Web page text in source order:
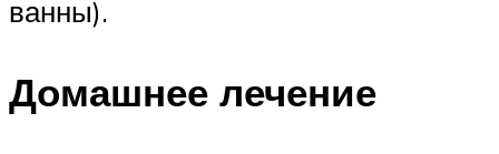
ванны).
Домашнее лечение